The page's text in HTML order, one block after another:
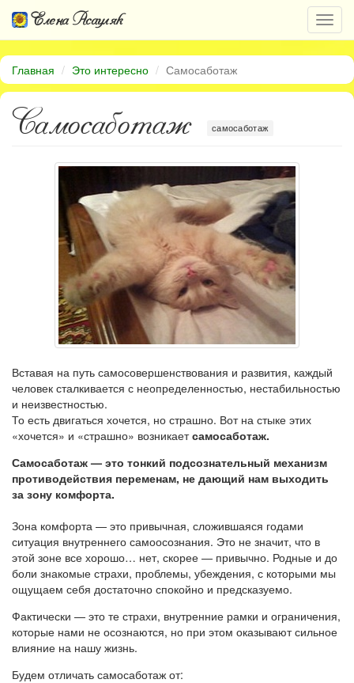
Елена Асауляк
Главная Это интересно Самосаботаж
Самосаботаж самосаботаж
Вставая на путь самосовершенствования и развития, каждый
человек сталкивается с неопределенностью, нестабильностью
и неизвестностью.
То есть двигаться хочется, но страшно. Вот на стыке этих
«хочется» и «страшно» возникаетсамосаботаж.
Самосаботаж — это тонкий подсознательный механизм
противодействия переменам, не дающий нам выходить
за зону комфорта.
Зона комфорта — это привычная, сложившаяся годами
ситуация внутреннего самоосознания. Это не значит, что в
этой зоне все хорошо… нет, скорее — привычно. Родные и до
боли знакомые страхи, проблемы, убеждения, с которыми мы
ощущаем себя достаточно спокойно и предсказуемо.
Фактически — это те страхи, внутренние рамки и ограничения,
которые нами не осознаются, но при этом оказывают сильное
влияние на нашу жизнь.
Будем отличать самосаботаж от: